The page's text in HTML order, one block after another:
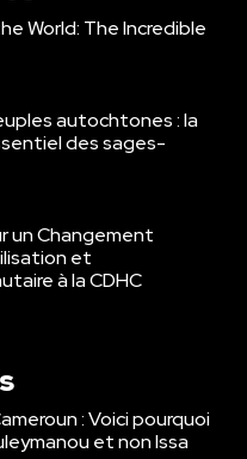
World: The Incredible
autochtones : la
des sages-
un Changement
et
à la CDHC
: Voici pourquoi
et non Issa